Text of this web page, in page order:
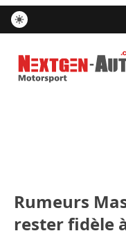
Nextgen-Auto.com
Rumeurs
rester fidèle